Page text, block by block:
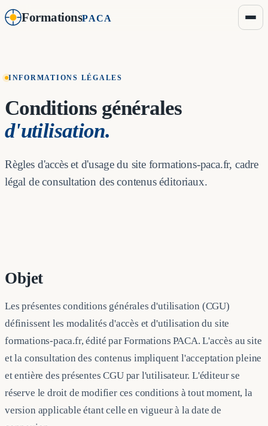
FormationsPACA
INFORMATIONS LÉGALES
Conditions générales
d'utilisation.
Règles d'accès et d'usage du site formations-paca.fr, cadre
légal de consultation des contenus éditoriaux.
Objet
Les présentes conditions générales d'utilisation (CGU)
définissent les modalités d'accès et d'utilisation du site
formations-paca.fr, édité par Formations PACA. L'accès au site
et la consultation des contenus impliquent l'acceptation pleine
et entière des présentes CGU par l'utilisateur. L'éditeur se
réserve le droit de modifier ces conditions à tout moment, la
version applicable étant celle en vigueur à la date de